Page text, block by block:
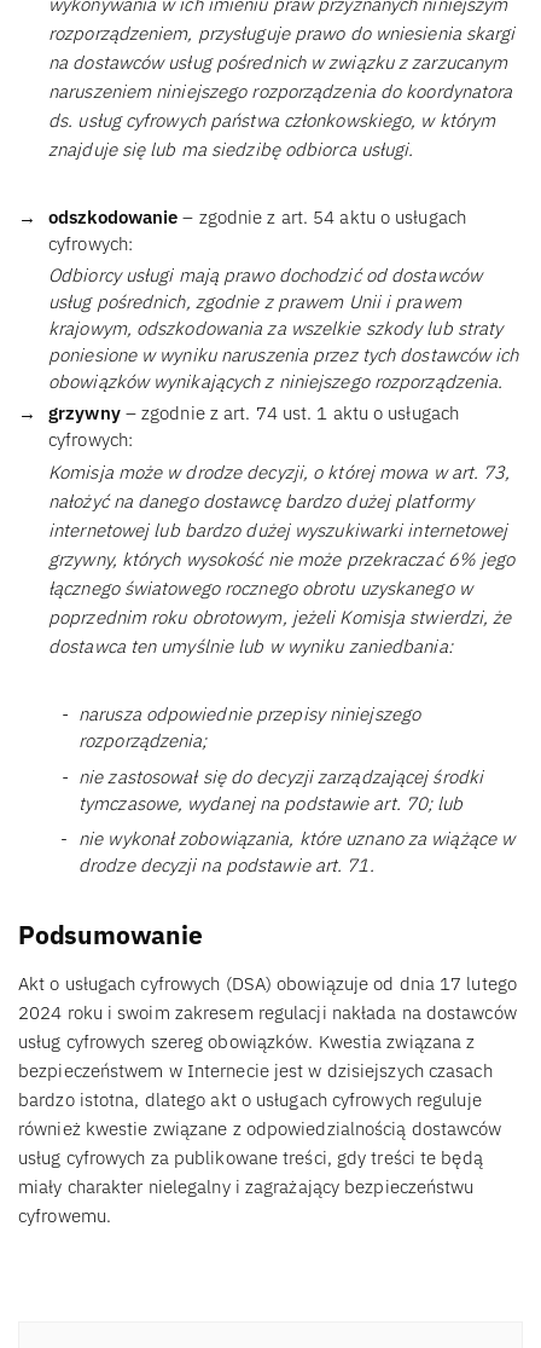
rozporządzeniem, przysługuje prawo do wniesienia skargi
na dostawców usług pośrednich w związku z zarzucanym
naruszeniem niniejszego rozporządzenia do koordynatora
ds. usług cyfrowych państwa członkowskiego, w którym
znajduje się lub ma siedzibę odbiorca usługi.
odszkodowanie – zgodnie z art. 54 aktu o usługach
cyfrowych:
Odbiorcy usługi mają prawo dochodzić od dostawców
usług pośrednich, zgodnie z prawem Unii i prawem
krajowym, odszkodowania za wszelkie szkody lub straty
poniesione w wyniku naruszenia przez tych dostawców ich
obowiązków wynikających z niniejszego rozporządzenia.
grzywny– zgodnie z art. 74 ust. 1 aktu o usługach
cyfrowych:
Komisja może w drodze decyzji, o której mowa w art. 73,
nałożyć na danego dostawcę bardzo dużej platformy
internetowej lub bardzo dużej wyszukiwarki internetowej
grzywny, których wysokość nie może przekraczać 6% jego
łącznego światowego rocznego obrotu uzyskanego w
poprzednim roku obrotowym, jeżeli Komisja stwierdzi, że
dostawca ten umyślnie lub w wyniku zaniedbania:
narusza odpowiednie przepisy niniejszego
rozporządzenia;
nie zastosował się do decyzji zarządzającej środki
tymczasowe, wydanej na podstawie art. 70; lub
nie wykonał zobowiązania, które uznano za wiążące w
drodze decyzji na podstawie art. 71.
Podsumowanie
Akt o usługach cyfrowych (DSA) obowiązuje od dnia 17 lutego
2024 roku i swoim zakresem regulacji nakłada na dostawców
usług cyfrowych szereg obowiązków. Kwestia związana z
bezpieczeństwem w Internecie jest w dzisiejszych czasach
bardzo istotna, dlatego akt o usługach cyfrowych reguluje
również kwestie związane z odpowiedzialnością dostawców
usług cyfrowych za publikowane treści, gdy treści te będą
miały charakter nielegalny i zagrażający bezpieczeństwu
cyfrowemu.